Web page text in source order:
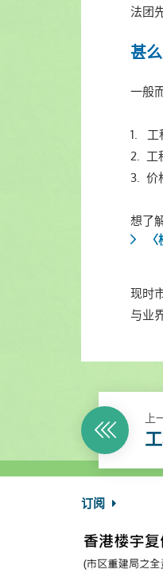
法团
甚
一般
1. 工
2. 工
3. 价
想了
现时
与业
上
订阅